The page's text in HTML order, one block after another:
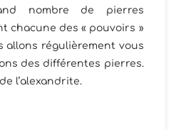
nombre de pierres
chacune des « pouvoirs »
allons régulièrement vous
des différentes pierres.
l’alexandrite.